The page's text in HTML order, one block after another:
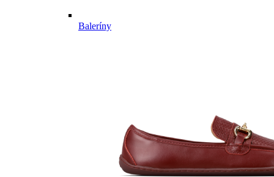
Baleríny